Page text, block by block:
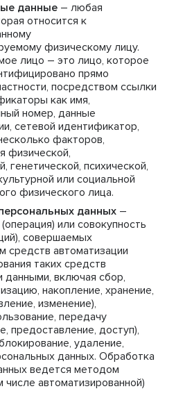
данные – любая
относится к
физическому лицу.
лицо – это лицо, которое
прямо
посредством ссылки
как имя,
номер, данные
сетевой идентификатор,
факторов,
физической,
генетической, психической,
или социальной
физического лица.
данных –
или совокупность
совершаемых
средств автоматизации
таких средств
данными, включая сбор,
накопление, хранение,
изменение),
передачу
предоставление, доступ),
удаление,
данных. Обработка
ведется методом
автоматизированной)